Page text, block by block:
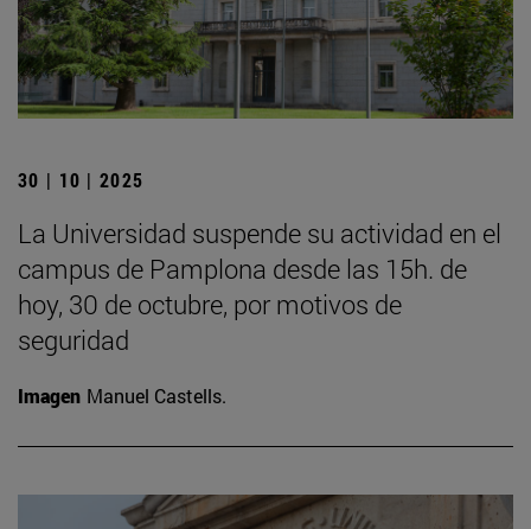
30 | 10 | 2025
La Universidad suspende su actividad en el
campus de Pamplona desde las 15h. de
hoy, 30 de octubre, por motivos de
seguridad
Imagen Manuel Castells.